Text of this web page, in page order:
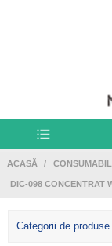
ACASĂ
DIC-098 CONCENTRAT
Categorii de produse